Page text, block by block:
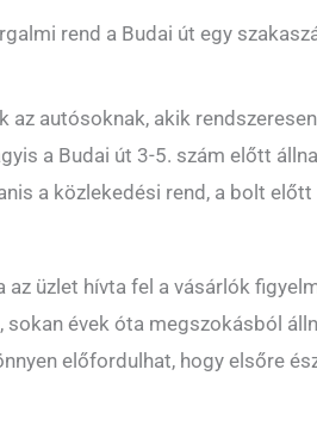
rend a Budai út egy
az autósoknak, akik
a Budai út 3-5. szám előtt
a közlekedési rend, a bolt
az üzlet hívta fel a vásárlók
sokan évek óta megszokásból
előfordulhat, hogy elsőre